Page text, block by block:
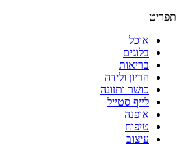
תפריט
אוכל
בלוגים
בריאות
הריון ולידה
כושר ותזונה
לייף סטייל
אופנה
טיפוח
עיצוב